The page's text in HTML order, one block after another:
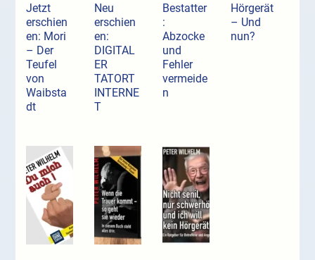
Jetzt
erschien
en: Mori
– Der
Teufel
von
Waibsta
dt
Neu
erschien
en:
DIGITAL
ER
TATORT
INTERNE
T
Bestatter
:
Abzocke
und
Fehler
vermeide
n
Hörgerät
– Und
nun?